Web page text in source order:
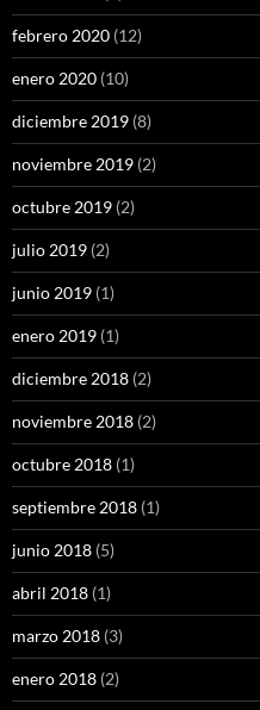
febrero 2020 (12)
enero 2020 (10)
diciembre 2019 (8)
noviembre 2019 (2)
octubre 2019 (2)
julio 2019 (2)
junio 2019 (1)
enero 2019 (1)
diciembre 2018 (2)
noviembre 2018 (2)
octubre 2018 (1)
septiembre 2018 (1)
junio 2018 (5)
abril 2018 (1)
marzo 2018 (3)
enero 2018 (2)